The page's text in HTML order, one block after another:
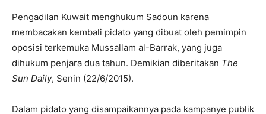
Pengadilan Kuwait menghukum Sadoun karena
membacakan kembali pidato yang dibuat oleh pemimpin
oposisi terkemuka Mussallam al-Barrak, yang juga
dihukum penjara dua tahun. Demikian diberitakan The
Sun Daily, Senin (22/6/2015).
Dalam pidato yang disampaikannya pada kampanye publik